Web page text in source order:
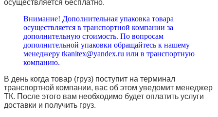
осуществляется бесплатно.
Внимание! Дополнительная упаковка товара
осуществляется в транспортной компании за
дополнительную стоимость. По вопросам
дополнительной упаковки обращайтесь к нашему
менеджеру tkanitex@yandex.ru или в транспортную
компанию.
В день когда товар (груз) поступит на терминал
транспортной компании, вас об этом уведомит менеджер
ТК. После этого вам необходимо будет оплатить услуги
доставки и получить груз.